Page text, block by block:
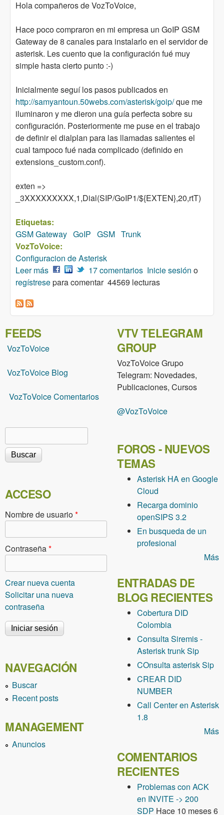
Hola compañeros de VozToVoice,
Hace poco compraron en mi empresa un GoIP GSM
Gateway de 8 canales para instalarlo en el servidor de
asterisk. Les cuento que la configuración fué muy
simple hasta cierto punto :-)
Inicialmente seguí los pasos publicados en
http://samyantoun.50webs.com/asterisk/goip/que me
iluminaron y me dieron una guía perfecta sobre su
configuración. Posteriormente me puse en el trabajo
de definir el dialplan para las llamadas salientes el
cual tampoco fué nada complicado (definido en
extensions_custom.conf).
exten =>
_3XXXXXXXXX,1,Dial(SIP/GoIP1/${EXTEN},20,rtT)
Etiquetas:
GSM Gateway GoIP GSM Trunk
VozToVoice:
Configuracion de Asterisk
Leer más sobre Configuración GoIP8 GSM Gateway como
Troncal
17 comentarios Inicie sesión o
regístresepara comentar 44569 lecturas
FEEDS
VozToVoice
VozToVoice Blog
VozToVoice Comentarios
Formulario de búsqueda
ACCESO
Nombre de usuario*
Contraseña*
Crear nueva cuenta
Solicitar una nueva
contraseña
NAVEGACIÓN
Buscar
Recent posts
MANAGEMENT
Anuncios
VTV TELEGRAM
GROUP
VozToVoice Grupo
Telegram: Novedades,
Publicaciones, Cursos
@VozToVoice
FOROS - NUEVOS
TEMAS
Asterisk HA en Google
Cloud
Recarga dominio
openSIPS 3.2
En busqueda de un
profesional
Más
ENTRADAS DE
BLOG RECIENTES
Cobertura DID
Colombia
Consulta Siremis -
Asterisk trunk Sip
COnsulta asterisk Sip
CREAR DID
NUMBER
Call Center en Asterisk
1.8
Más
COMENTARIOS
RECIENTES
Problemas con ACK
en INVITE -> 200
SDP Hace 10 meses 6